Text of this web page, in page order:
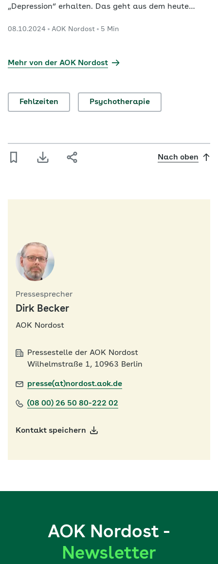
„Depression“ erhalten. Das geht aus dem heute
Vorpommern Depression“ des Wissenschaftlichen
08.10.2024 AOK Nordost 5 Min
Mehr von der AOK Nordost
Fehlzeiten Psychotherapie
Nach oben
Pressesprecher
Dirk Becker
AOK Nordost
Pressestelle der AOK Nordost
Wilhelmstraße 1, 10963 Berlin
presse(at)nordost.aok.de
(08 00) 26 50 80-222 02
Kontakt speichern
AOK Nordost -
Newsletter